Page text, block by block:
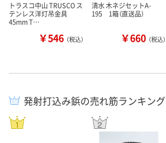
トラスコ中山 TRUSCO ス
テンレス洋灯吊金具
45mm T…
￥546 （税込）
清水 木ネジセットA-
195 1箱（直送品）
￥660 （税込）
発射打込み鋲の売れ筋ランキング